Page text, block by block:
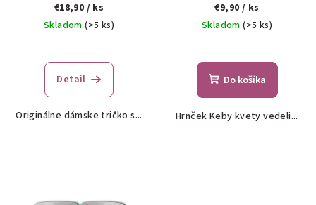
€18,90 / ks
Skladom(>5 ks)
Detail
Originálne dámske tričko s...
€9,90 / ks
Skladom(>5 ks)
Do košíka
Hrnček Keby kvety vedeli...